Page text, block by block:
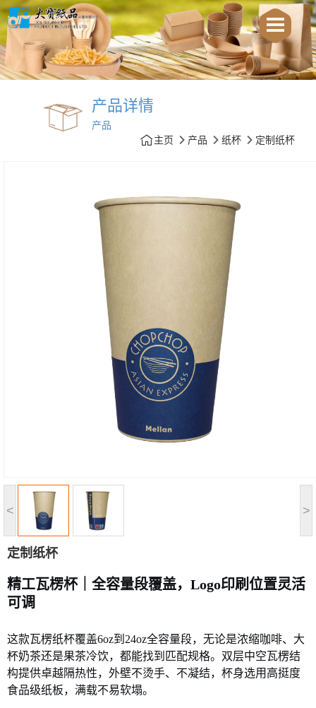
产品详情
产品
主页
产品 纸杯 定制纸杯
< >
定制纸杯
精工瓦楞杯｜全容量段覆盖，Logo印刷位置灵活
可调
这款瓦楞纸杯覆盖6oz到24oz全容量段，无论是浓缩咖啡、大
杯奶茶还是果茶冷饮，都能找到匹配规格。双层中空瓦楞结
构提供卓越隔热性，外壁不烫手、不凝结，杯身选用高挺度
食品级纸板，满载不易软塌。